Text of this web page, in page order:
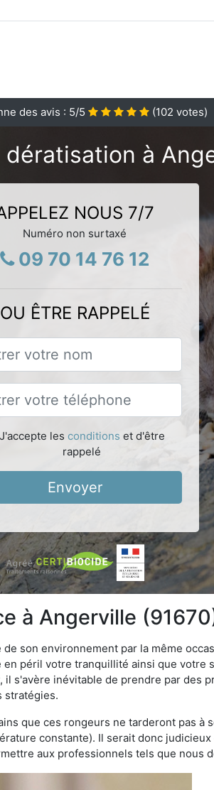
des avis : 5/5 (102 votes)
à
NOUS 7/7
Numéro non surtaxé
09 70 14 76 12
OU ÊTRE RAPPELÉ
J'accepte les conditions et d'être
rappelé
Envoyer
à Angerville
son environnement par la même
péril votre tranquillité ainsi que votre
s'avère inévitable de prendre par des
stratégies.
que ces rongeurs ne tarderont pas à
constante). Il serait donc
aux professionnels tels que nous